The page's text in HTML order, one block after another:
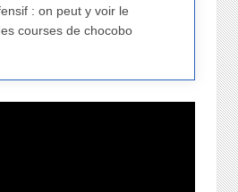
: on peut y voir le
courses de chocobo